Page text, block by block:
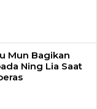
Mun Bagikan
Ning Lia Saat